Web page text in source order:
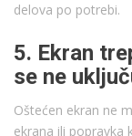
delova po potrebi.
5. Ekran
se ne
Oštećen ekran ne
ekrana ili popravka